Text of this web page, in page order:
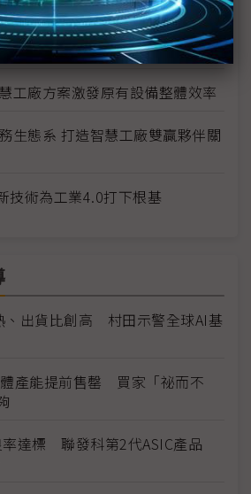
力 Synergies數據分析驅動決策
工廠方案激發原有設備整體效率
生態系 打造智慧工廠雙贏夥伴關
技術為工業4.0打下根基
、出貨比創高 村田示警全球AI基
產能提前售罄 買家「祕而不
達標 聯發科第2代ASIC產品